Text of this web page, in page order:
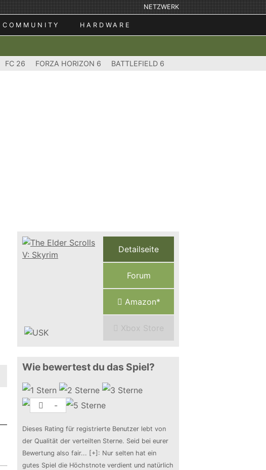
NETZWERK
COMMUNITY HARDWARE
FC 26 FORZA HORIZON 6 BATTLEFIELD 6
Detailseite
Forum
Amazon*
Xbox Store
Wie bewertest du das Spiel?
-
Dieses Rating für registrierte Benutzer lebt von
der Qualität der verteilten Sterne. Seid bei eurer
Bewertung also fair... [+] : Nur selten hat ein
gutes Spiel die Höchstnote verdient und natürlich